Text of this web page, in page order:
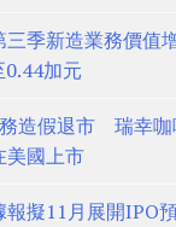
三季新造業務價
加元
造假退市 瑞幸咖
美國上市
報擬11月展開IPO